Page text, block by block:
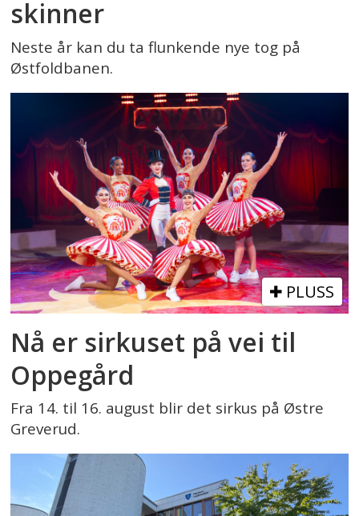
skinner
Neste år kan du ta flunkende nye tog på
Østfoldbanen.
PLUSS
Nå er sirkuset på vei til
Oppegård
Fra 14. til 16. august blir det sirkus på Østre
Greverud.